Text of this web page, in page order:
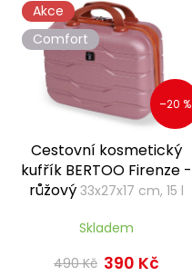
Akce
Comfort
–20 %
Cestovní kosmetický
kufřík BERTOO Firenze -
růžový 33x27x17 cm, 15 l
Skladem
490 Kč 390 Kč